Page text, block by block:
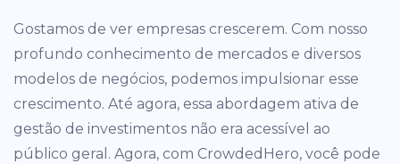
Gostamos de ver empresas crescerem. Com nosso
profundo conhecimento de mercados e diversos
modelos de negócios, podemos impulsionar esse
crescimento. Até agora, essa abordagem ativa de
gestão de investimentos não era acessível ao
público geral. Agora, com CrowdedHero, você pode